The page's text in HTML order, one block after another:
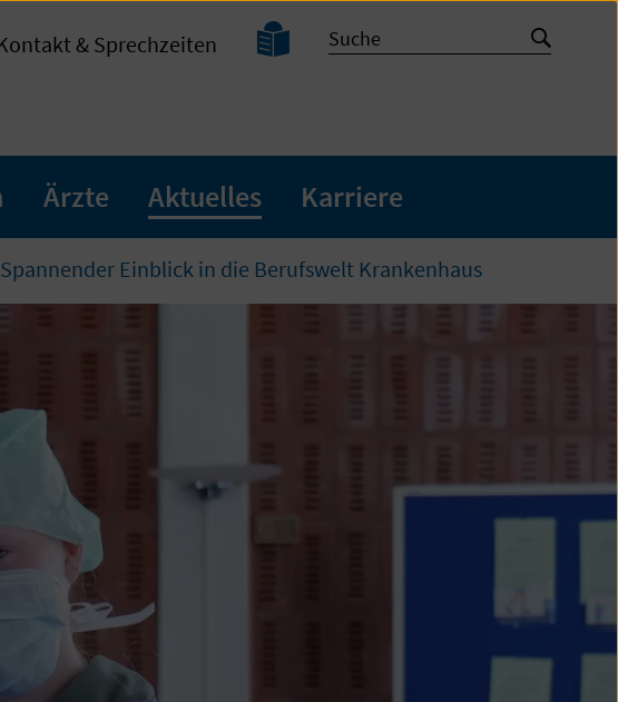
& Sprechzeiten
Leichte
Sprache
Suche
Suche
starten
Ärzte Aktuelles Karriere
Spannender Einblick in die Berufswelt Krankenhaus